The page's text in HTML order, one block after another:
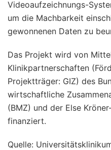
Videoaufzeichnungs-
um die Machbarkeit
gewonnenen Daten zu
Das Projekt wird von
Klinikpartnerschaften
Projektträger: GIZ) des
wirtschaftliche
(BMZ) und der Else
finanziert.
Quelle: